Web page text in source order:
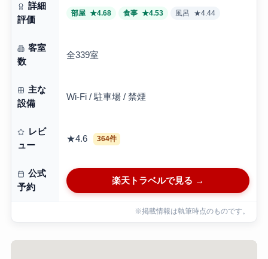
詳細
評価
部屋 ★4.68 食事 ★4.53 風呂 ★4.44
客室
数
全339室
主な
設備
Wi-Fi / 駐車場 / 禁煙
レビ
ュー
★4.6 364件
公式
予約
楽天トラベルで見る →
※掲載情報は執筆時点のものです。